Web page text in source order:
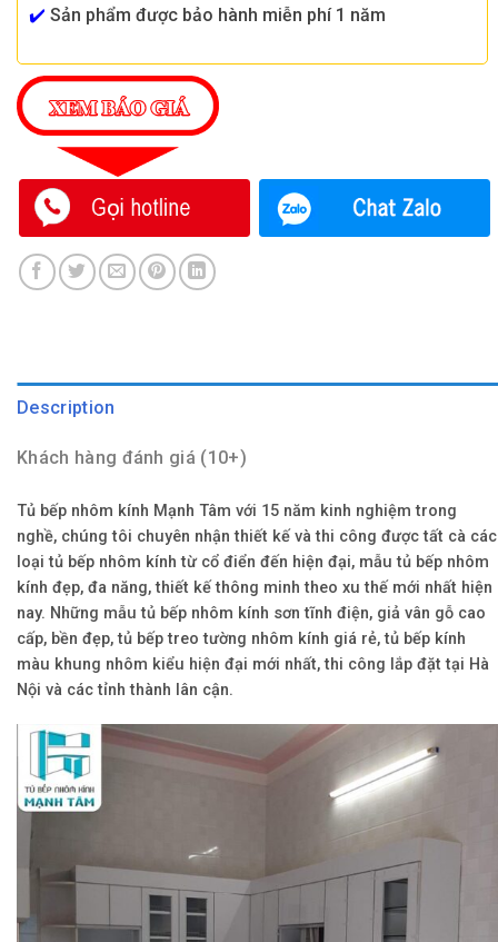
✔️ Sản phẩm được bảo hành miễn phí 1 năm
Description
Khách hàng đánh giá (10+)
Tủ bếp nhôm kính Mạnh Tâm với 15 năm kinh nghiệm trong
nghề, chúng tôi chuyên nhận thiết kế và thi công được tất cà các
loại tủ bếp nhôm kính từ cổ điển đến hiện đại, mẫu tủ bếp nhôm
kính đẹp, đa năng, thiết kế thông minh theo xu thế mới nhất hiện
nay. Những mẫu tủ bếp nhôm kính sơn tĩnh điện, giả vân gỗ cao
cấp, bền đẹp, tủ bếp treo tường nhôm kính giá rẻ, tủ bếp kính
màu khung nhôm kiểu hiện đại mới nhất, thi công lắp đặt tại Hà
Nội và các tỉnh thành lân cận.